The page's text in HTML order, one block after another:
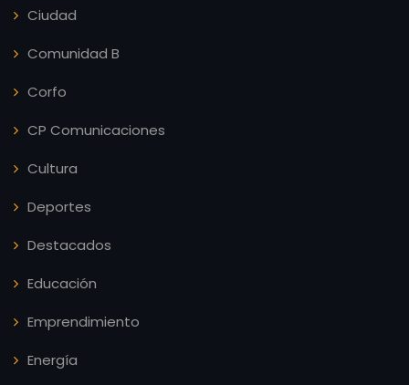
Ciudad
Comunidad B
Corfo
CP Comunicaciones
Cultura
Deportes
Destacados
Educación
Emprendimiento
Energía